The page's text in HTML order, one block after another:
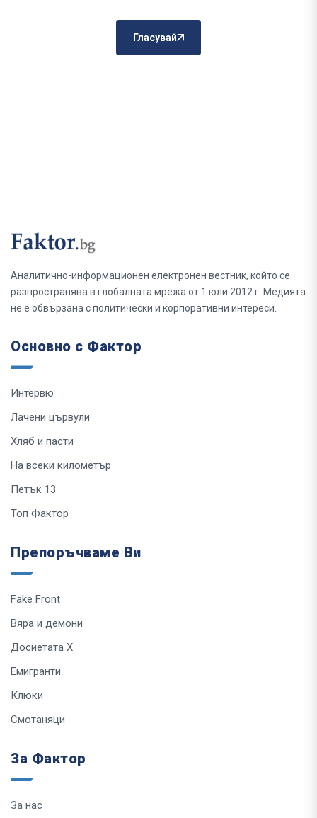
Гласувай
Аналитично-информационен електронен вестник, който се
разпространява в глобалната мрежа от 1 юли 2012 г. Медията
не е обвързана с политически и корпоративни интереси.
Основно с Фактор
Интервю
Лачени цървули
Хляб и пасти
На всеки километър
Петък 13
Топ Фактор
Препоръчваме Ви
Fake Front
Вяра и демони
Досиетата Х
Емигранти
Клюки
Смотаняци
За Фактор
За нас